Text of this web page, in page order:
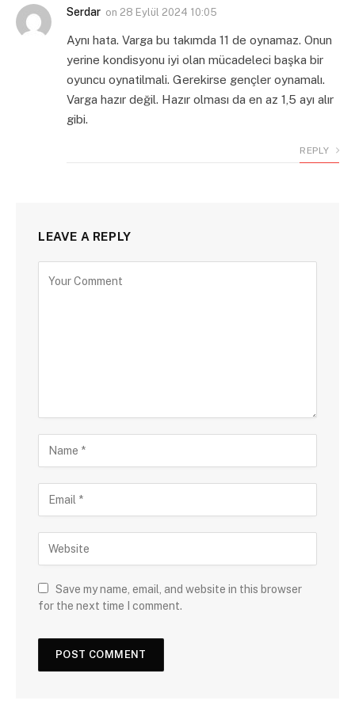
Serdar on 28 Eylül 2024 10:05
Aynı hata. Varga bu takımda 11 de oynamaz. Onun
yerine kondisyonu iyi olan mücadeleci başka bir
oyuncu oynatilmali. Gerekirse gençler oynamalı.
Varga hazır değil. Hazır olması da en az 1,5 ayı alır
gibi.
REPLY
LEAVE A REPLY
Save my name, email, and website in this browser
for the next time I comment.